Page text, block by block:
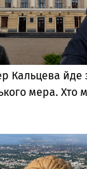
Кальцева йде
мера. Хто